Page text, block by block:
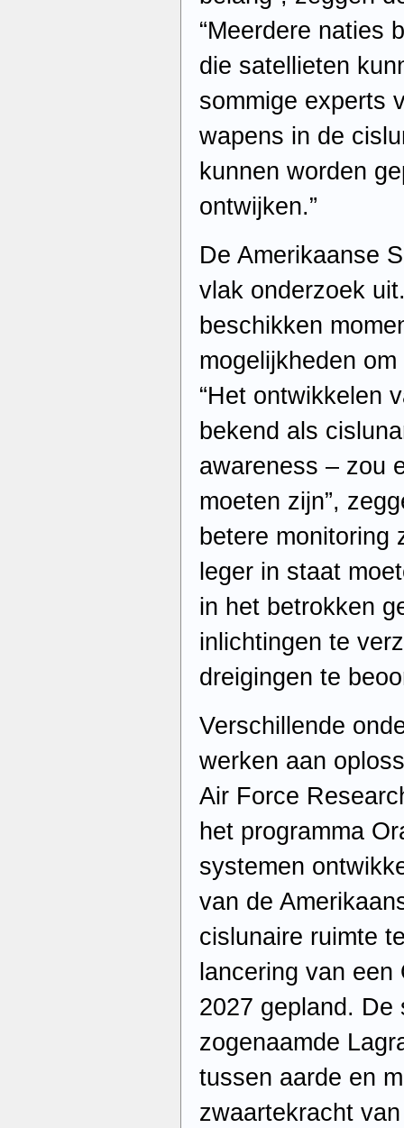
“Meerdere naties
die satellieten
sommige experts
wapens in de
kunnen worden
ontwijken.”
De Amerikaanse
vlak onderzoek
beschikken
mogelijkheden
“Het ontwikkelen
bekend als
awareness – zou
moeten zijn”,
betere monitoring
leger in staat
in het betrokken
inlichtingen te
dreigingen te
Verschillende
werken aan
Air Force
het programma
systemen
van de
cislunaire ruimte
lancering van
2027 gepland.
zogenaamde
tussen aarde en
zwaartekracht